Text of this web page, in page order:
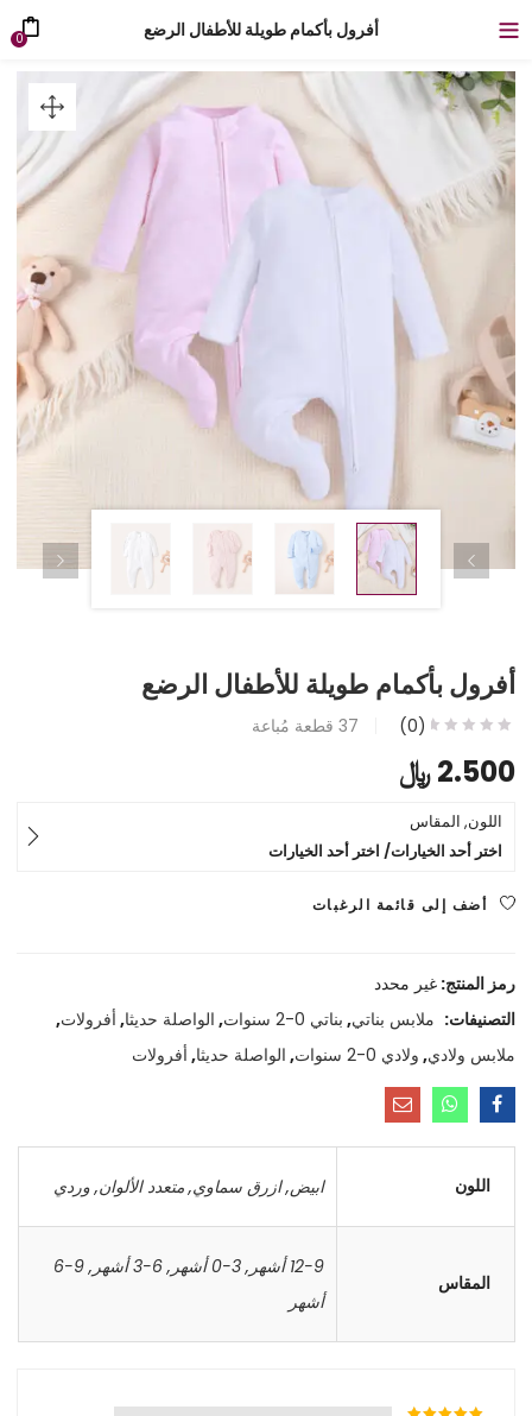
أفرول بأكمام طويلة للأطفال الرضع 0
أفرول بأكمام طويلة للأطفال الرضع
(0)
37 قطعة مُباعة
2.500﷼
اللون, المقاس
اختر أحد الخيارات/ اختر أحد الخيارات
أضف إلى قائمة الرغبات
رمز المنتج:غير محدد
التصنيفات: ملابس بناتي, بناتي 0-2 سنوات , الواصلة حديثا, أفرولات,
ملابس ولادي, ولادي 0-2 سنوات , الواصلة حديثا, أفرولات
اللون ابيض,ازرق سماوي,متعدد الألوان,وردي
المقاس
12-9 أشهر ,3-0 أشهر ,6-3 أشهر ,
9-6
أشهر